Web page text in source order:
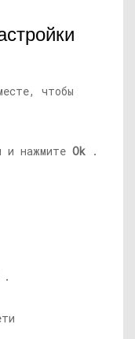
чтобы
и нажмите Ok .
.